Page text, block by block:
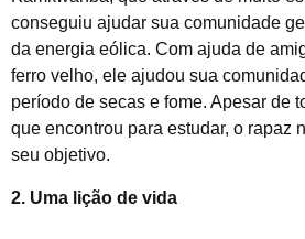
conseguiu ajudar sua comunidade
da energia eólica. Com ajuda de
ferro velho, ele ajudou sua
período de secas e fome. Apesar de
que encontrou para estudar, o rapaz
seu objetivo.
2. Uma lição de vida